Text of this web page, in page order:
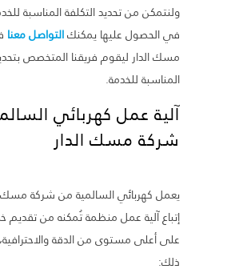
ولنتمكن من تحديد التكلفة المناسبة
في الحصول عليها يمكنكالتواصل معنا
مسك الدار ليقوم فريقنا المتخصص
المناسبة للخدمة.
آلية عمل كهربائي
شركة مسك الدار
يعمل كهربائي السالمية من شركة مسك
إتباع آلية عمل منظمة تُمكنه من تقديم
على أعلى مستوى من الدقة
ذلك: